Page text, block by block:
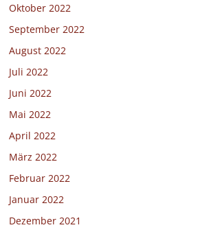
Oktober 2022
September 2022
August 2022
Juli 2022
Juni 2022
Mai 2022
April 2022
März 2022
Februar 2022
Januar 2022
Dezember 2021